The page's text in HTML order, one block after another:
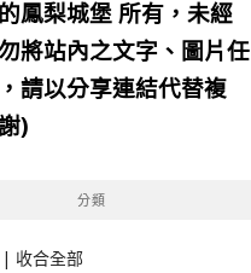
鳳梨城堡 所有，未經
將站內之文字、圖片任
請以分享連結代替複
)
分類
| 收合全部